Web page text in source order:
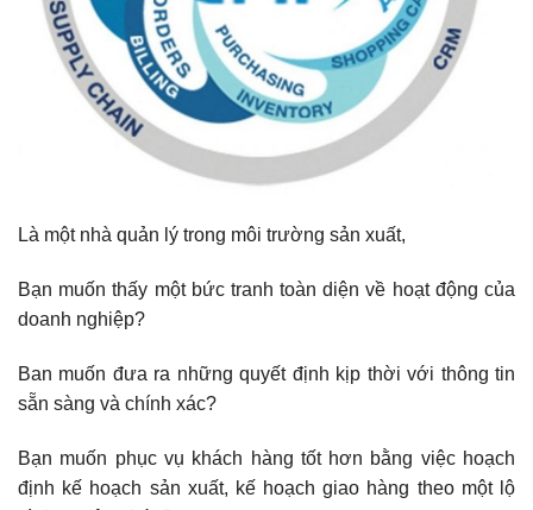
Là một nhà quản lý trong môi trường sản xuất,
Bạn muốn thấy một bức tranh toàn diện về hoạt động của
doanh nghiệp?
Ban muốn đưa ra những quyết định kịp thời với thông tin
sẵn sàng và chính xác?
Bạn muốn phục vụ khách hàng tốt hơn bằng việc hoạch
định kế hoạch sản xuất, kế hoạch giao hàng theo một lộ